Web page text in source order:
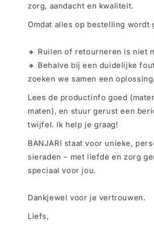
zorg, aandacht en kwaliteit.
Omdat alles op bestelling wordt
🔸 Ruilen of retourneren is niet
🔸 Behalve bij een duidelijke
zoeken we samen een oplossing.
Lees de productinfo goed
maten), en stuur gerust een
twijfel. Ik help je graag!
BANJARI staat voor unieke,
sieraden – met liefde en zorg
speciaal voor jou.
Dankjewel voor je vertrouwen.
Liefs,